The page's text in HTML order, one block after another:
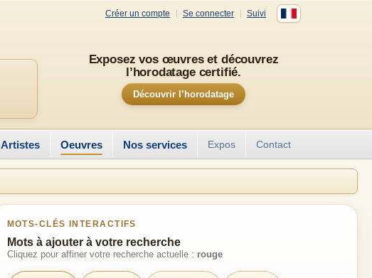
Créer un compte Se connecter Suivi
Exposez vos œuvres et découvrez
l’horodatage certifié.
Découvrir l’horodatage
Artistes Oeuvres Nos services Expos Contact
MOTS-CLÉS INTERACTIFS
Mots à ajouter à votre recherche
Cliquez pour affiner votre recherche actuelle : rouge